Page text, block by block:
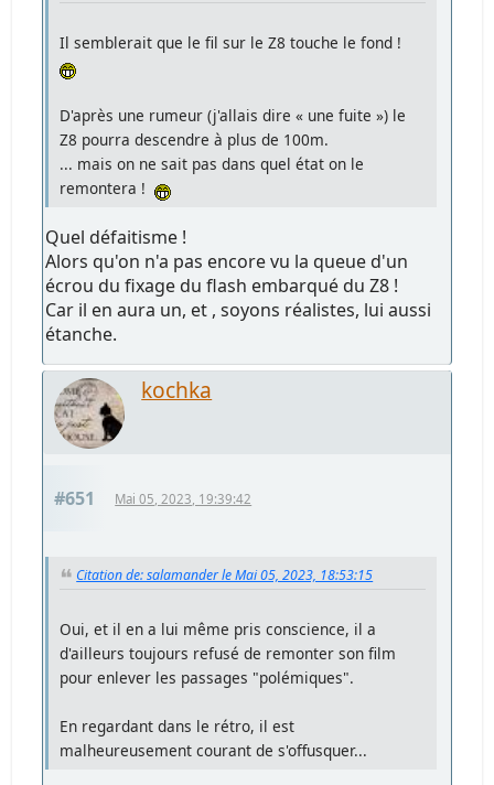
Il semblerait que le fil sur le Z8 touche le fond !
D'après une rumeur (j'allais dire « une fuite ») le
Z8 pourra descendre à plus de 100m.
... mais on ne sait pas dans quel état on le
remontera !
Quel défaitisme !
Alors qu'on n'a pas encore vu la queue d'un
écrou du fixage du flash embarqué du Z8 !
Car il en aura un, et , soyons réalistes, lui aussi
étanche.
kochka
#651 Mai 05, 2023, 19:39:42
Citation de: salamander le Mai 05, 2023, 18:53:15
Oui, et il en a lui même pris conscience, il a
d'ailleurs toujours refusé de remonter son film
pour enlever les passages "polémiques".
En regardant dans le rétro, il est
malheureusement courant de s'offusquer...